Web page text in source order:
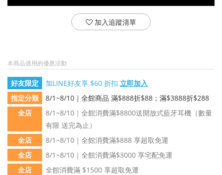
加入追蹤清單
本商品適用的優惠活動
好友限定 加LINE好友享 $60 折扣 立即加入
指定分類
8/1~8/10｜全館商品 滿$888折$88；滿$3888折$288
全店
8/1~8/10｜全館消費滿$8800送開放式藍牙耳機（數量
有限 送完為止）
全店
8/1~8/10｜全館消費滿$888 享超取免運
全店
8/1~8/10｜全館消費滿$3000 享宅配免運
全店
全館消費滿 $1500 享超取免運